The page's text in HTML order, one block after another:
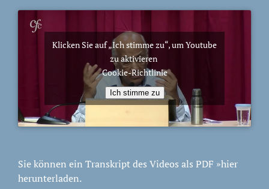
Klicken Sie auf „Ich stimme zu“, um Youtube
zu aktivieren
Cookie-Richtlinie
Ich stimme zu
Sie können ein Transkript des Videos als PDF »hier
herunterladen.